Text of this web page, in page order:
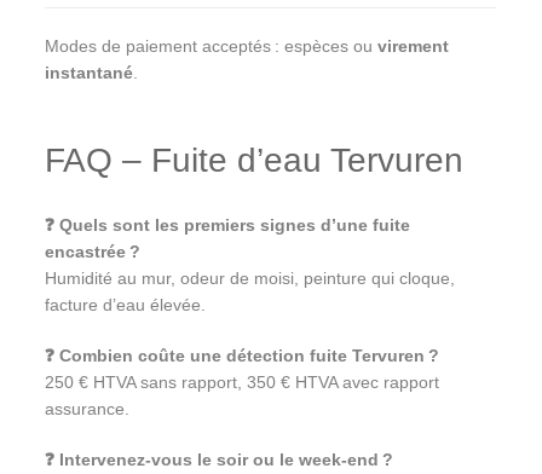
Modes de paiement acceptés : espèces ouvirement
instantané
FAQ – Fuite d’eau Tervuren
❓ Quels sont les premiers signes d’une fuite
encastrée ?
Humidité au mur, odeur de moisi, peinture qui cloque,
facture d’eau élevée.
❓ Combien coûte une détection fuite Tervuren ?
250 € HTVA sans rapport, 350 € HTVA avec rapport
assurance.
❓ Intervenez-vous le soir ou le week-end ?